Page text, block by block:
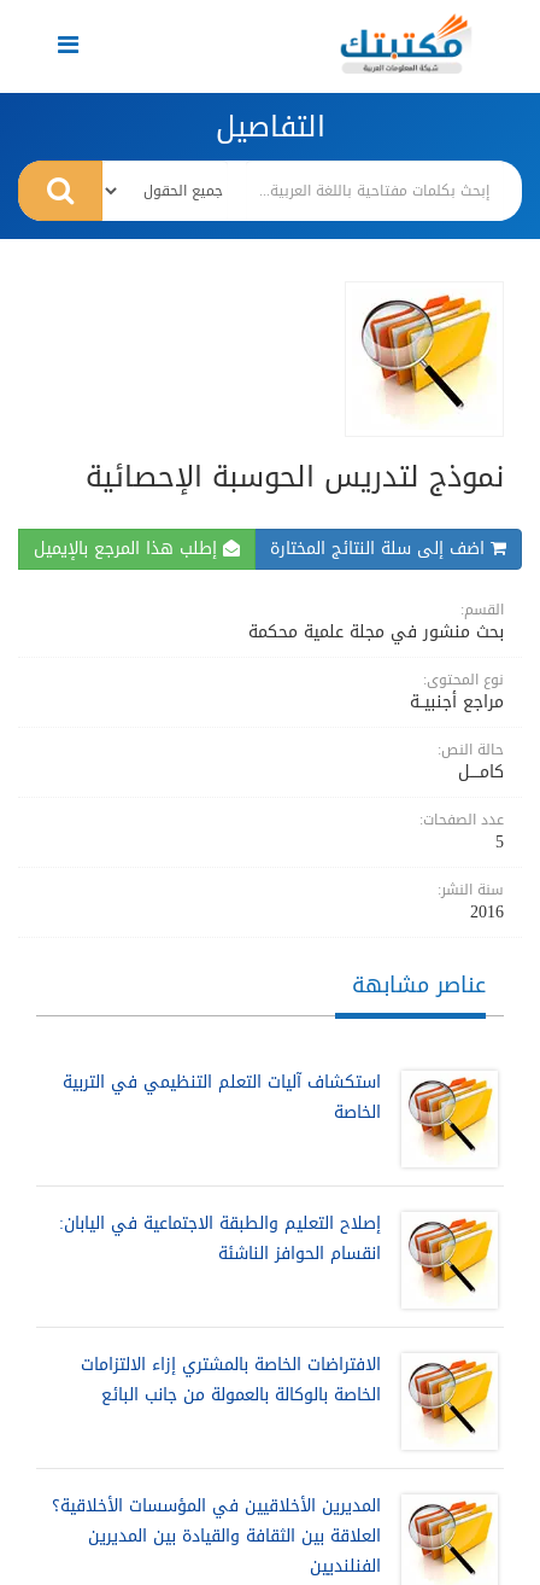
Toggle
navigation
التفاصيل
نموذج لتدريس الحوسبة الإحصائية
اضف إلى سلة النتائج المختارة إطلب هذا المرجع بالإيميل
القسم:
بحث منشور في مجلة علمية محكمة
نوع المحتوى:
مراجع أجنبيــة
حالة النص:
كامــــل
عدد الصفحات:
5
سنة النشر:
2016
عناصر مشابهة
استكشاف آليات التعلم التنظيمي في التربية
الخاصة
إصلاح التعليم والطبقة الاجتماعية في اليابان:
انقسام الحوافز الناشئة
الافتراضات الخاصة بالمشتري إزاء الالتزامات
الخاصة بالوكالة بالعمولة من جانب البائع
المديرين الأخلاقيين في المؤسسات الأخلاقية؟
العلاقة بين الثقافة والقيادة بين المديرين
الفنلنديين